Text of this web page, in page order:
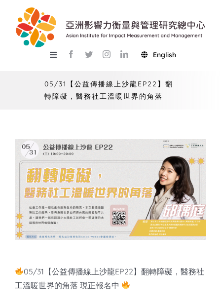
content
Toggle
教學
活動
USR
知識庫
English
05/31【公益傳播線上沙龍EP22】翻
轉障礙，醫務社工溫暖世界的角落
05/31【公益傳播線上沙龍EP22】翻轉障礙，醫務社
工溫暖世界的角落 現正報名中